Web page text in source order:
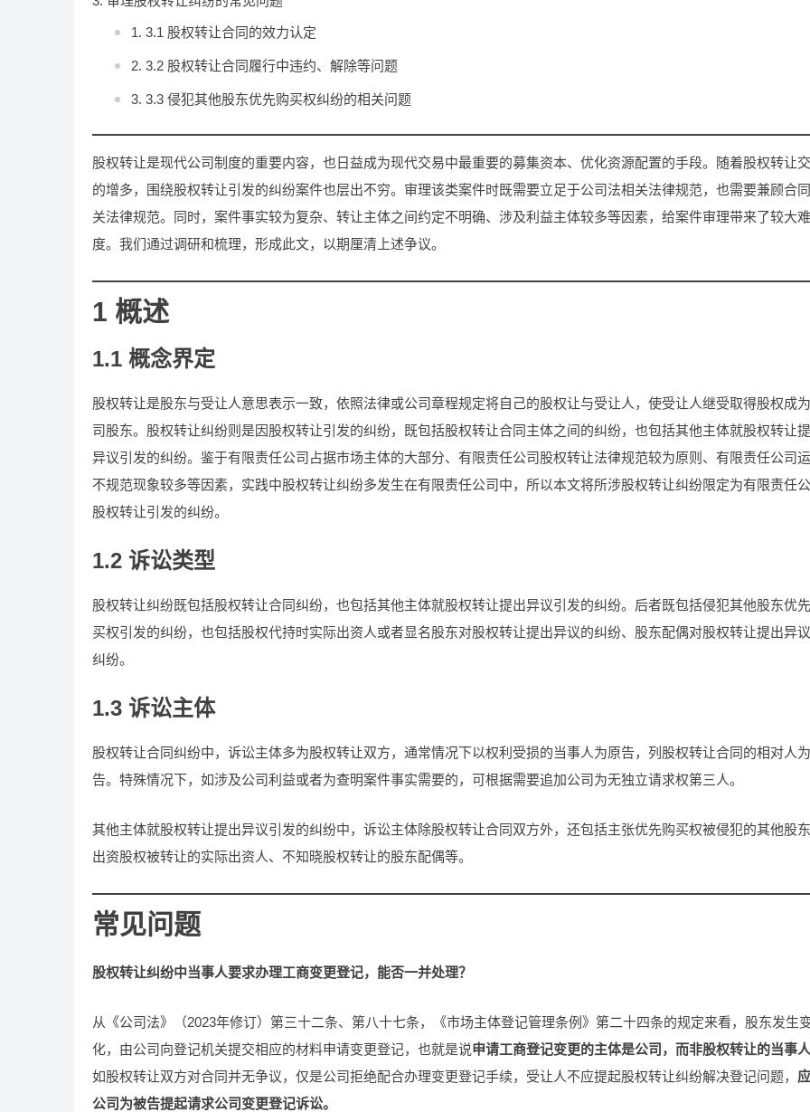
3.1 股权转让合同的效力认定
3.2 股权转让合同履行中违约、解除等问题
3.3 侵犯其他股东优先购买权纠纷的相关问题
股权转让是现代公司制度的重要内容，也日益成为现代交易中最重要的募集资本、优化资源配置的手段。随着股权转让
的增多，围绕股权转让引发的纠纷案件也层出不穷。审理该类案件时既需要立足于公司法相关法律规范，也需要兼顾合
关法律规范。同时，案件事实较为复杂、转让主体之间约定不明确、涉及利益主体较多等因素，给案件审理带来了较大难
度。我们通过调研和梳理，形成此文，以期厘清上述争议。
1 概述
1.1 概念界定
股权转让是股东与受让人意思表示一致，依照法律或公司章程规定将自己的股权让与受让人，使受让人继受取得股权成
司股东。股权转让纠纷则是因股权转让引发的纠纷，既包括股权转让合同主体之间的纠纷，也包括其他主体就股权转让
异议引发的纠纷。鉴于有限责任公司占据市场主体的大部分、有限责任公司股权转让法律规范较为原则、有限责任公司
不规范现象较多等因素，实践中股权转让纠纷多发生在有限责任公司中，所以本文将所涉股权转让纠纷限定为有限责任
股权转让引发的纠纷。
1.2 诉讼类型
股权转让纠纷既包括股权转让合同纠纷，也包括其他主体就股权转让提出异议引发的纠纷。后者既包括侵犯其他股东优
买权引发的纠纷，也包括股权代持时实际出资人或者显名股东对股权转让提出异议的纠纷、股东配偶对股权转让提出异
纠纷。
1.3 诉讼主体
股权转让合同纠纷中，诉讼主体多为股权转让双方，通常情况下以权利受损的当事人为原告，列股权转让合同的相对人
告。特殊情况下，如涉及公司利益或者为查明案件事实需要的，可根据需要追加公司为无独立请求权第三人。
其他主体就股权转让提出异议引发的纠纷中，诉讼主体除股权转让合同双方外，还包括主张优先购买权被侵犯的其他股东
出资股权被转让的实际出资人、不知晓股权转让的股东配偶等。
常见问题
股权转让纠纷中当事人要求办理工商变更登记，能否一并处理？
从《公司法》（2023年修订）第三十二条、第八十七条，《市场主体登记管理条例》第二十四条的规定来看，股东发生
化，由公司向登记机关提交相应的材料申请变更登记，也就是说申请工商登记变更的主体是公司，而非股权转让的当事人
如股权转让双方对合同并无争议，仅是公司拒绝配合办理变更登记手续，受让人不应提起股权转让纠纷解决登记问题，
公司为被告提起请求公司变更登记诉讼。